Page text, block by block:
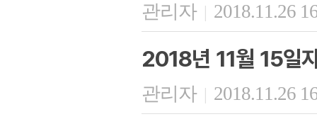
관리자 | 2018.11.26
2018년 11월 15일
관리자 | 2018.11.26